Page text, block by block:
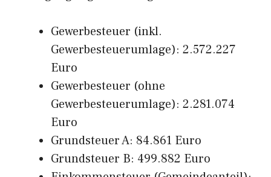
Gewerbesteuer (inkl.
Gewerbesteuerumlage): 2.572.227
Euro
Gewerbesteuer (ohne
Gewerbesteuerumlage): 2.281.074
Euro
Grundsteuer A: 84.861 Euro
Grundsteuer B: 499.882 Euro